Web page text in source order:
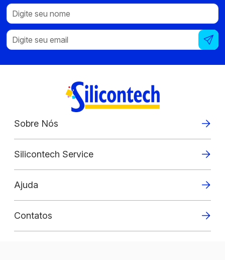
Sobre Nós
Silicontech Service
Ajuda
Contatos